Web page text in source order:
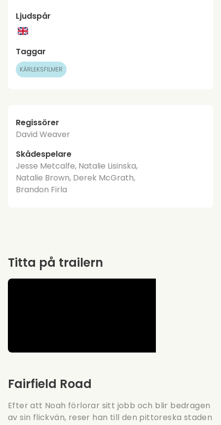
Ljudspår
Taggar
KÄRLEKSFILMER
Regissörer
David Weaver
Skådespelare
Jesse Metcalfe, Natalie Lisinska,
Natalie Brown, Derek McGrath,
Brandon Firla
Fairfield Road
Efter att Noah förlorar sitt jobb och blir bedragen
av sin flickvän, reser han till den pittoreska staden
Titta på trailern